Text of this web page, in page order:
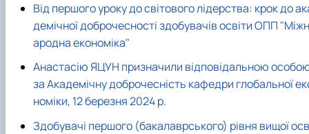
Від першого уроку до світового лідерства: крок до
демічної доброчесності здобувачів освіти ОПП "Міжн
ародна економіка"
Анастасію ЯЦУН призначили відповідальною
за Академічну доброчесність кафедри глобальної
номіки, 12 березня 2024 р.
Здобувачі першого (бакалаврського) рівня вищої